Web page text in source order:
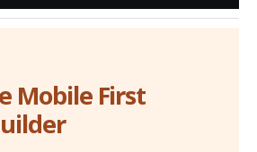
Mobile First